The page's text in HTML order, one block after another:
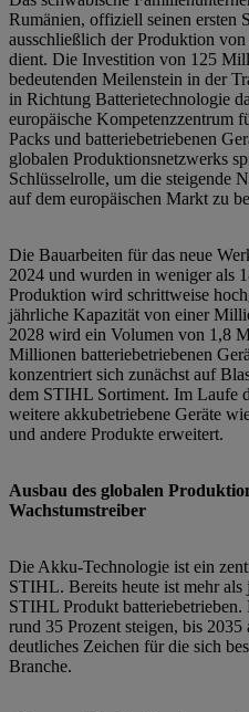
Rumänien, offiziell seinen ersten
ausschließlich der Produktion
dient. Die Investition von 125
bedeutenden Meilenstein in der
in Richtung Batterietechnologie
europäische Kompetenzzentrum
Packs und batteriebetriebenen
globalen Produktionsnetzwerks
Schlüsselrolle, um die steigende
auf dem europäischen Markt zu
Die Bauarbeiten für das neue
2024 und wurden in weniger als
Produktion wird schrittweise
jährliche Kapazität von einer
2028 wird ein Volumen von 1,8
Millionen batteriebetriebenen
konzentriert sich zunächst auf
dem STIHL Sortiment. Im Laufe
weitere akkubetriebene Geräte
und andere Produkte erweitert.
Ausbau des globalen
Wachstumstreiber
Die Akku-Technologie ist ein
STIHL. Bereits heute ist mehr
STIHL Produkt
rund 35 Prozent steigen, bis
deutliches Zeichen für die sich
Branche.